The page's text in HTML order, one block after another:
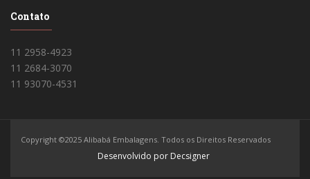
Contato
11 2958-4923
11 2684-3070
11 93070-4531
Copyright ©2025 Alibabá Embalagens. Todos os Direitos Reservados
Desenvolvido por Decsigner